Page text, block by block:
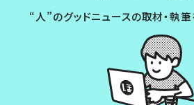
“人”のグッドニュースの取材・執